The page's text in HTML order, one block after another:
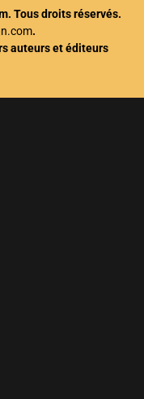
Tous droits réservés.
.
auteurs et éditeurs